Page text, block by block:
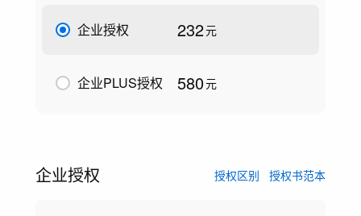
企业授权 232元
企业PLUS授权 580元
企业授权 授权区别 授权书范本